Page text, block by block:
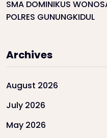
SMA DOMINIKUS
POLRES GUNUNGKIDUL
Archives
August 2026
July 2026
May 2026